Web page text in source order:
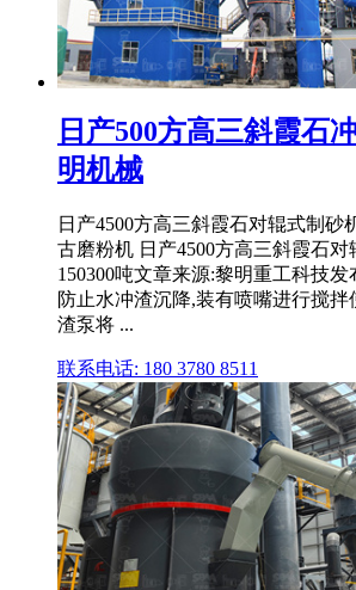
日产500方高三斜霞石
明机械
日产4500方高三斜霞石对辊式制砂
古磨粉机 日产4500方高三斜霞石
150300吨文章来源:黎明重工科技
防止水冲渣沉降,装有喷嘴进行搅
渣泵将 ...
联系电话: 180 3780 8511